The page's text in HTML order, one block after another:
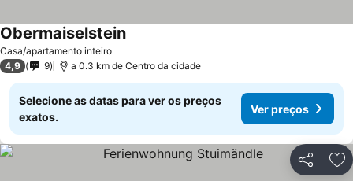
Casa/apartamento inteiro
Obermaiselstein
4,9 9 a 0.3 km de Centro da cidade
Selecione as datas para ver os preços
exatos.
Ver preços
Partilhar